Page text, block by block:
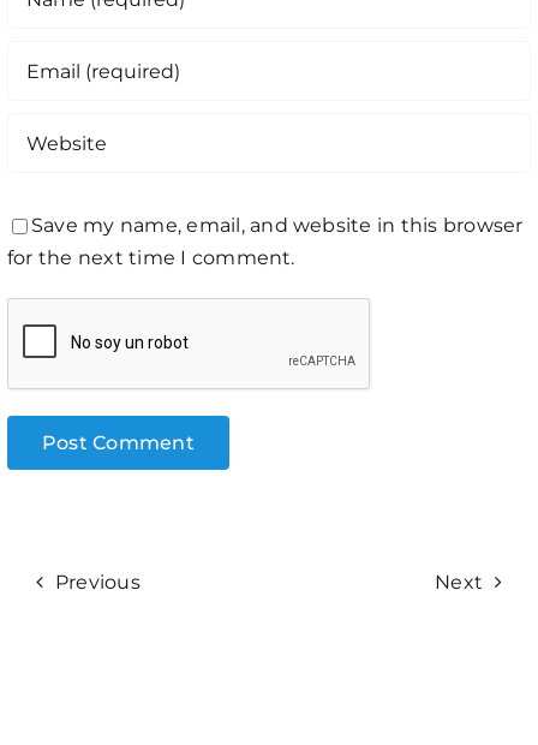
Save my name, email, and website in this browser
for the next time I comment.
Previous Next